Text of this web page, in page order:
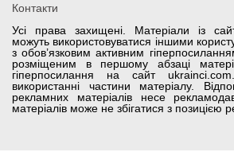
Усі права захищені. Матеріали із
можуть використовуватися іншими
з обов’язковим активним
розміщеним в першому абзаці
гіперпосилання на сайт
використанні частини матеріалу.
рекламних матеріалів несе
матеріалів може не збігатися з позицією
Контакти